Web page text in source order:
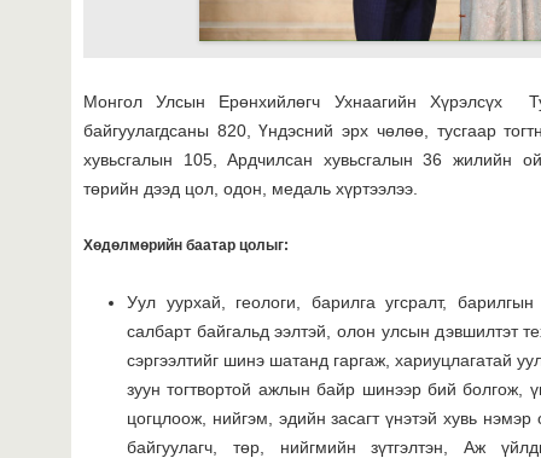
Монгол Улсын Ерөнхийлөгч Ухнаагийн Хүрэлсүх
байгуулагдсаны 820, Үндэсний эрх чөлөө, тусгаар
хувьсгалын 105, Ардчилсан хувьсгалын 36 жилийн
төрийн дээд цол, одон, медаль хүртээлээ.
Хөдөлмөрийн баатар цолыг:
Уул уурхай, геологи, барилга угсралт,
салбарт байгальд ээлтэй, олон улсын дэвшилтэт
сэргээлтийг шинэ шатанд гаргаж, хариуцлагатай
зуун тогтвортой ажлын байр шинээр бий болгож,
цогцлоож, нийгэм, эдийн засагт үнэтэй хувь
байгуулагч, төр, нийгмийн зүтгэлтэн, Аж